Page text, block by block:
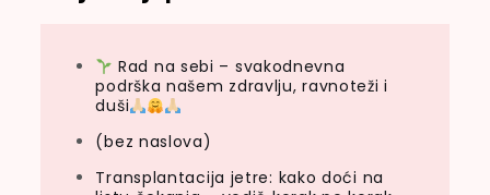
Rad na sebi – svakodnevna
podrška našem zdravlju, ravnoteži i
duši
(bez naslova)
Transplantacija jetre: kako doći na